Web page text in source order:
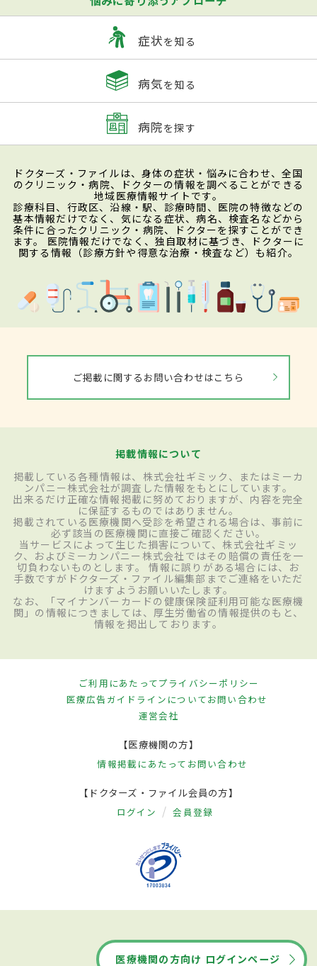
症状を知る
病気を知る
病院を探す
ドクターズ・ファイルは、身体の症状・悩みに合わせ、全国
のクリニック・病院、ドクターの情報を調べることができる
地域医療情報サイトです。
診療科目、行政区、沿線・駅、診療時間、医院の特徴などの
基本情報だけでなく、気になる症状、病名、検査名などから
条件に合ったクリニック・病院、ドクターを探すことができ
ます。 医院情報だけでなく、独自取材に基づき、ドクターに
関する情報（診療方針や得意な治療・検査など）も紹介。
ご掲載に関するお問い合わせはこちら
掲載情報について
掲載している各種情報は、株式会社ギミック、またはミーカ
ンパニー株式会社が調査した情報をもとにしています。
出来るだけ正確な情報掲載に努めておりますが、内容を完全
に保証するものではありません。
掲載されている医療機関へ受診を希望される場合は、事前に
必ず該当の医療機関に直接ご確認ください。
当サービスによって生じた損害について、株式会社ギミッ
ク、およびミーカンパニー株式会社ではその賠償の責任を一
切負わないものとします。 情報に誤りがある場合には、お
手数ですがドクターズ・ファイル編集部までご連絡をいただ
けますようお願いいたします。
なお、「マイナンバーカードの健康保険証利用可能な医療機
関」の情報につきましては、厚生労働省の情報提供のもと、
情報を掲出しております。
ご利用にあたってプライバシーポリシー
医療広告ガイドラインについてお問い合わせ
運営会社
【医療機関の方】
情報掲載にあたって お問い合わせ
【ドクターズ・ファイル会員の方】
ログイン 会員登録
医療機関の方向け ログインページ